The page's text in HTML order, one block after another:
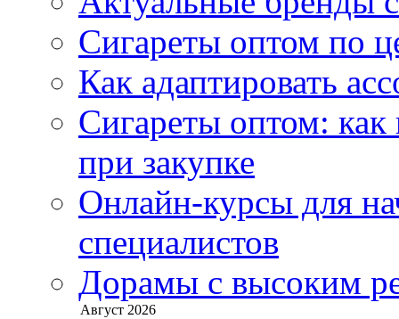
Сигареты оптом по
Как адаптировать
Сигареты оптом:
при закупке
Онлайн-курсы для
специалистов
Дорамы с высоким
Август 2026